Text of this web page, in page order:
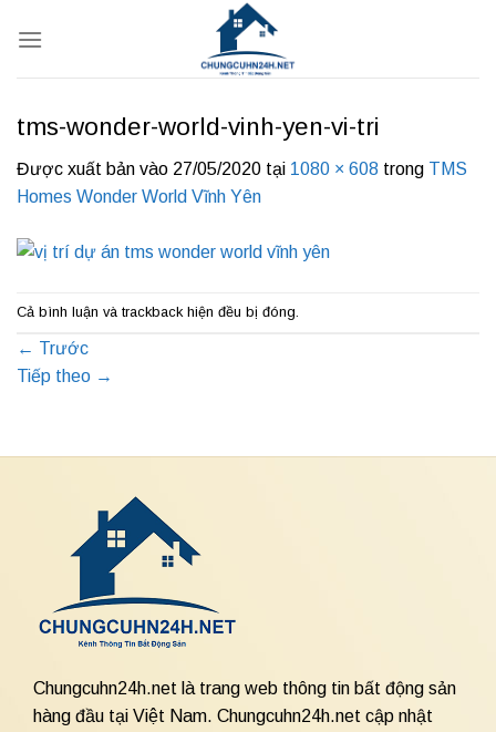
qua
tms-wonder-world-vinh-yen-vi-tri
Được xuất bản vào 27/05/2020 tại 1080 × 608 trong TMS
Homes Wonder World Vĩnh Yên
Cả bình luận và trackback hiện đều bị đóng.
← Trước
Tiếp theo →
Chungcuhn24h.net là trang web thông tin bất động sản
hàng đầu tại Việt Nam. Chungcuhn24h.net cập nhật